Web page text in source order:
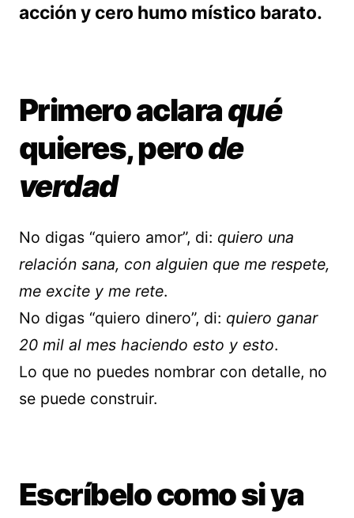
acción y cero humo místico barato.
Primero aclaraqué
quieres, perode
verdad
No digas “quiero amor”, di: quiero una
relación sana, con alguien que me respete,
me excite y me rete.
No digas “quiero dinero”, di: quiero ganar
20 mil al mes haciendo esto y esto.
Lo que no puedes nombrar con detalle, no
se puede construir.
Escríbelo como si ya